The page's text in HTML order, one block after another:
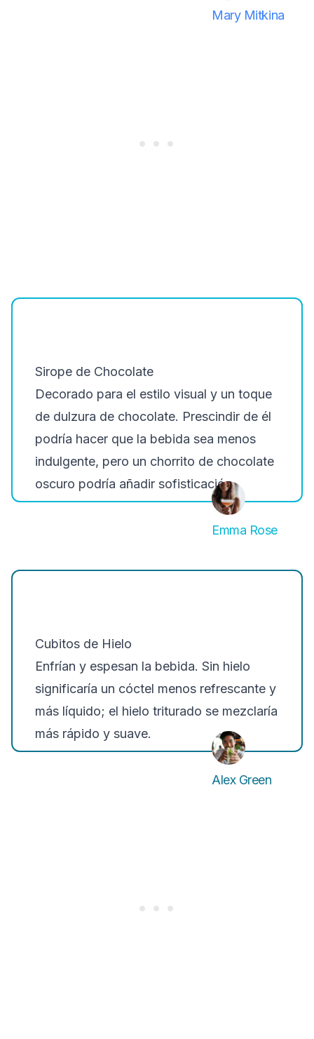
Mary Mitkina
Sirope de Chocolate
Decorado para el estilo visual y un toque
de dulzura de chocolate. Prescindir de él
podría hacer que la bebida sea menos
indulgente, pero un chorrito de chocolate
oscuro podría añadir sofisticación.
Emma Rose
Cubitos de Hielo
Enfrían y espesan la bebida. Sin hielo
significaría un cóctel menos refrescante y
más líquido; el hielo triturado se mezclaría
más rápido y suave.
Alex Green